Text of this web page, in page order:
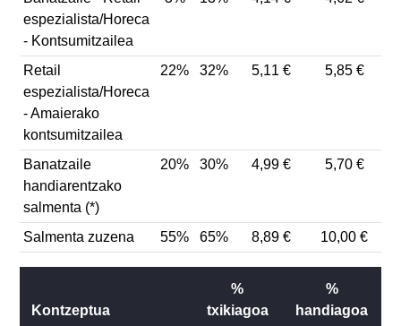
espezialista/Horeca
- Kontsumitzailea
Retail
espezialista/Horeca
- Amaierako
kontsumitzailea
22% 32% 5,11 € 5,85 €
Banatzaile
handiarentzako
salmenta (*)
20% 30% 4,99 € 5,70 €
Salmenta zuzena 55% 65% 8,89 € 10,00 €
kontzeptua
%
txikiagoa
%
handiagoa